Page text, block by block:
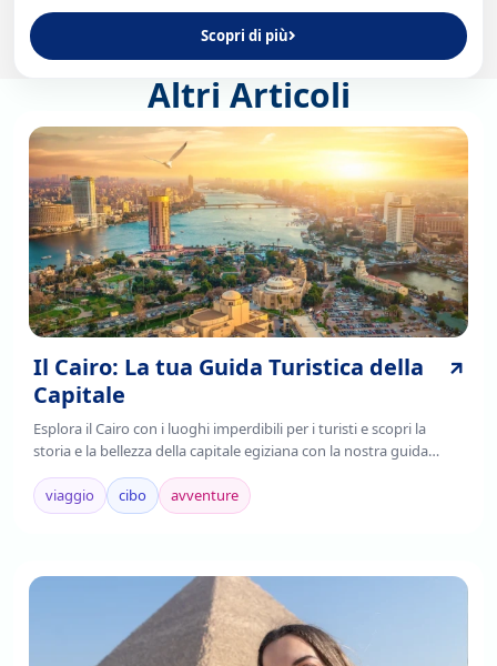
Scopri di più
Altri Articoli
Il Cairo: La tua Guida Turistica della
Capitale
Esplora il Cairo con i luoghi imperdibili per i turisti e scopri la
storia e la bellezza della capitale egiziana con la nostra guida
completa. Leggi ora!
viaggio
cibo avventure